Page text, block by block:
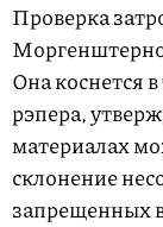
Проверка
Она коснется
рэпера,
материалах
склонение
запрещенных